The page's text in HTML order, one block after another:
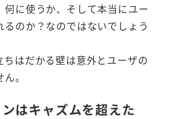
何に使うか、そして本当にユー
のか？なのではないでしょう
ちはだかる壁は意外とユーザの
。
はキャズムを超えた